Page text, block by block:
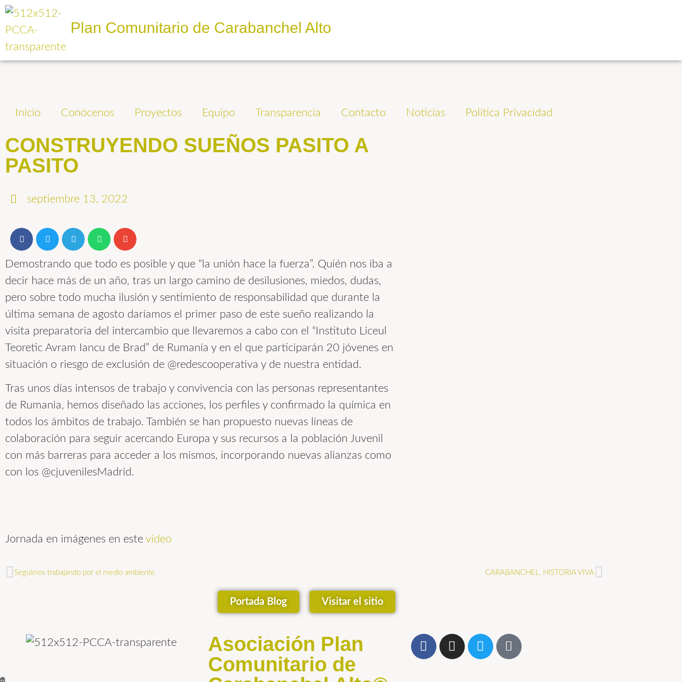
Plan Comunitario de Carabanchel Alto
Inicio Conócenos Proyectos Equipo Transparencia Contacto Noticias Política Privacidad
CONSTRUYENDO SUEÑOS PASITO A
PASITO
septiembre 13, 2022
Demostrando que todo es posible y que “la unión hace la fuerza”. Quién nos iba a
decir hace más de un año, tras un largo camino de desilusiones, miedos, dudas,
pero sobre todo mucha ilusión y sentimiento de responsabilidad que durante la
última semana de agosto daríamos el primer paso de este sueño realizando la
visita preparatoria del intercambio que llevaremos a cabo con el “Instituto Liceul
Teoretic Avram Iancu de Brad” de Rumanía y en el que participarán 20 jóvenes en
situación o riesgo de exclusión de @redescooperativa y de nuestra entidad.
Tras unos días intensos de trabajo y convivencia con las personas representantes
de Rumania, hemos diseñado las acciones, los perfiles y confirmado la química en
todos los ámbitos de trabajo. También se han propuesto nuevas líneas de
colaboración para seguir acercando Europa y sus recursos a la población Juvenil
con más barreras para acceder a los mismos, incorporando nuevas alianzas como
con los @cjuvenilesMadrid.
Jornada en imágenes en este video
Seguimos trabajando por el medio ambiente CARABANCHEL, HISTORIA VIVA
Portada Blog Visitar el sitio
Asociación Plan
Comunitario de